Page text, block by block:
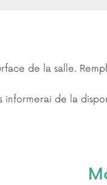
de la salle.
informerai de la